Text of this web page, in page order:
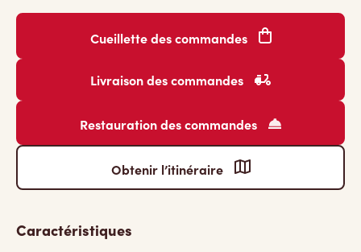
Cueillette des commandes
Livraison des commandes
Restauration des commandes
Obtenir l’itinéraire
Caractéristiques